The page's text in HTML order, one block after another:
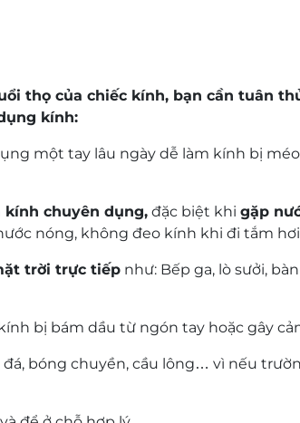
thọ của chiếc kính, bạn cần tuân
kính:
một tay lâu ngày dễ làm kính bị
kính chuyên dụng, đặc biệt khi gặp
nóng, không đeo kính khi đi tắm
trời trực tiếp như: Bếp ga, lò sưởi,
bị bám dầu từ ngón tay hoặc gây
bóng chuyền, cầu lông… vì nếu